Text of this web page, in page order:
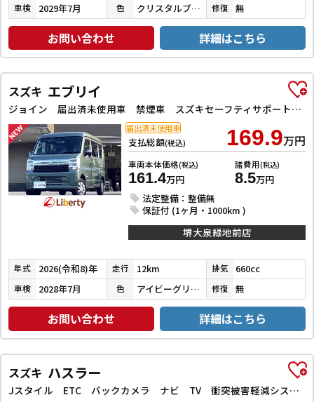
車検 2029年7月 色 クリスタルブラックパール 修復 無
お問い合わせ 詳細はこちら
スズキ エブリイ
ジョイン 届出済未使用車 禁煙車 スズキセーフティサポート LEDヘッドライト 両側スライドドア スマートキー プッシュスタート 障害物センサー 運転席シートヒーター 電動格納ミラー
支払総額(税込) 169.9万円
車両本体価格(税込)
161.4万円
諸費用(税込)
8.5万円
法定整備：整備無
保証付 (1ヶ月・1000km )
届出済未使用車
堺大泉緑地前店
年式 2026(令和8)年 走行 12km 排気 660cc
車検 2028年7月 色 アイビーグリーンメタリック 修復 無
お問い合わせ 詳細はこちら
スズキ ハスラー
Jスタイル ETC バックカメラ ナビ TV 衝突被害軽減システム オートライト スマートキー アイドリングストップ 電動格納ミラー シートヒーター ベンチシート CVT ESC CD DVD再生